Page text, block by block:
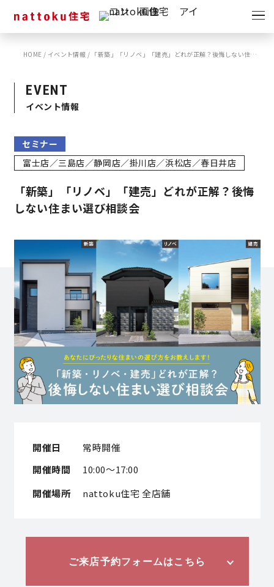
イベント
キャンペーン
ショールーム
モデルハウス
スタッフブログ
営業時間／10:00～20:00 定休日／年末年始
タップで電話をかける
来店・見学予約
nattoku グループコーポレートサイト
HOME / イベント情報 / 「新築」「リノベ」「建売」どれが正解？後悔しない住まい選び相談会
EVENT
イベント情報
セミナー
富士店／三島店／静岡店／掛川店／浜松店／春日井店
「新築」「リノベ」「建売」どれが正解？後悔
しない住まい選び相談会
開催日
常時開催
開催時間
10:00～17:00
開催場所
nattoku住宅 全店舗
ご来店予約フォームはこちら